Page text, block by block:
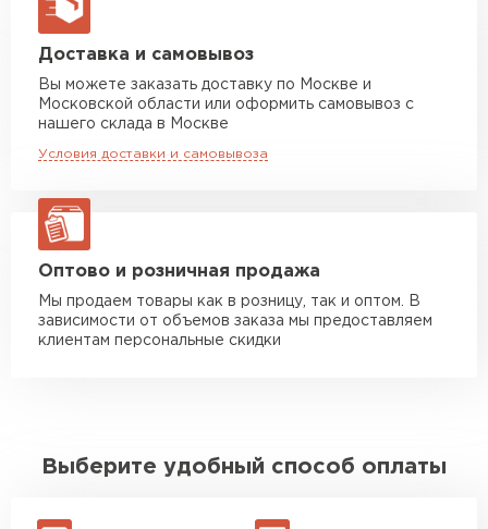
макс. длина груза 13,5 м
Манипулятор до 5 тн
Манипулятор до 10 тн
макс. длина груза 8 м
макс. длина груза 13,5 м
ЗАКАЗАТЬ С ДОСТАВКОЙ
Доставка и самовывоз
Вы можете заказать доставку по Москве и
Московской области или оформить самовывоз с
нашего склада в Москве
Условия доставки и самовывоза
Оптово и розничная продажа
Мы продаем товары как в розницу, так и оптом. В
зависимости от объемов заказа мы предоставляем
клиентам персональные скидки
Выберите удобный способ оплаты